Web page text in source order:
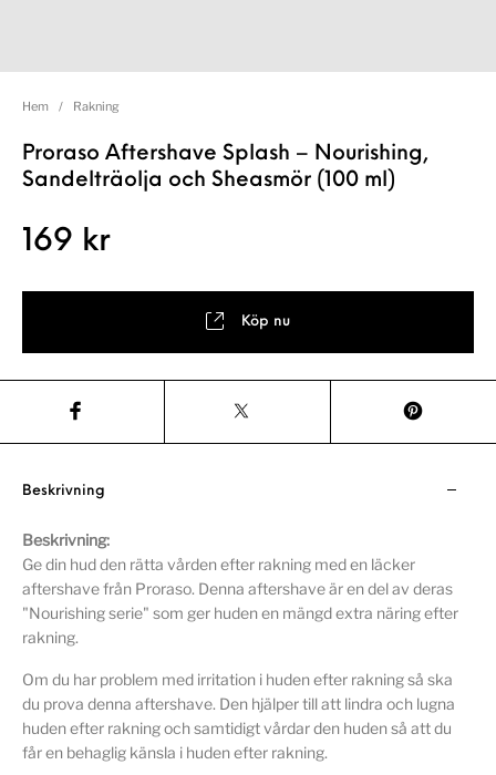
Hem / Rakning
Proraso Aftershave Splash – Nourishing,
Sandelträolja och Sheasmör (100 ml)
169 kr
Köp nu
Beskrivning
Beskrivning:
Ge din hud den rätta vården efter rakning med en läcker
aftershave från Proraso. Denna aftershave är en del av deras
"Nourishing serie" som ger huden en mängd extra näring efter
rakning.
Om du har problem med irritation i huden efter rakning så ska
du prova denna aftershave. Den hjälper till att lindra och lugna
huden efter rakning och samtidigt vårdar den huden så att du
får en behaglig känsla i huden efter rakning.